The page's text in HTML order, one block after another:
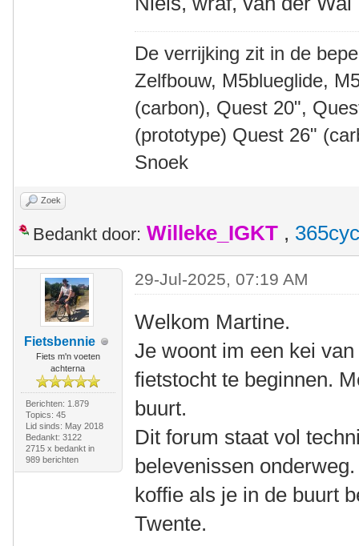
De verrijking zit in de
Zelfbouw, M5blueglide,
(carbon), Quest 20",
(prototype) Quest 26"
Snoek
Zoek
Bedankt door: Willeke_IGKT ,
Fietsbennie
Fiets m'n voeten
achterna
Berichten: 1.879
Topics: 45
Lid sinds: May 2018
Bedankt: 3122
2715 x bedankt in
989 berichten
29-Jul-2025, 07:19 AM
Welkom Martine.
Je woont im een kei
fietstocht te beginnen.
buurt.
Dit forum staat vol
belevenissen
koffie als je in de buurt
Twente.